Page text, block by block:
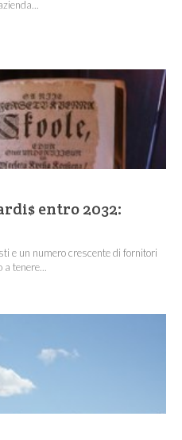
entro 2032:
e un numero crescente di fornitori
tenere...